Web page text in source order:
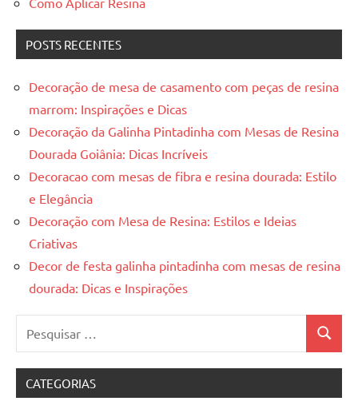
resina,
designs
de
mesas
de
resina
e
inovadoras
mesas
resinadas.
Quer
esteja
procura
de
uma
POSTS RECENTES
Decoração de mesa de casamento com peças de resina
marrom: Inspirações e Dicas
Decoração da Galinha Pintadinha com Mesas de Resina
Dourada Goiânia: Dicas Incríveis
Decoracao com mesas de fibra e resina dourada: Estilo
e Elegância
Decoração com Mesa de Resina: Estilos e Ideias
Criativas
Decor de festa galinha pintadinha com mesas de resina
dourada: Dicas e Inspirações
CATEGORIAS